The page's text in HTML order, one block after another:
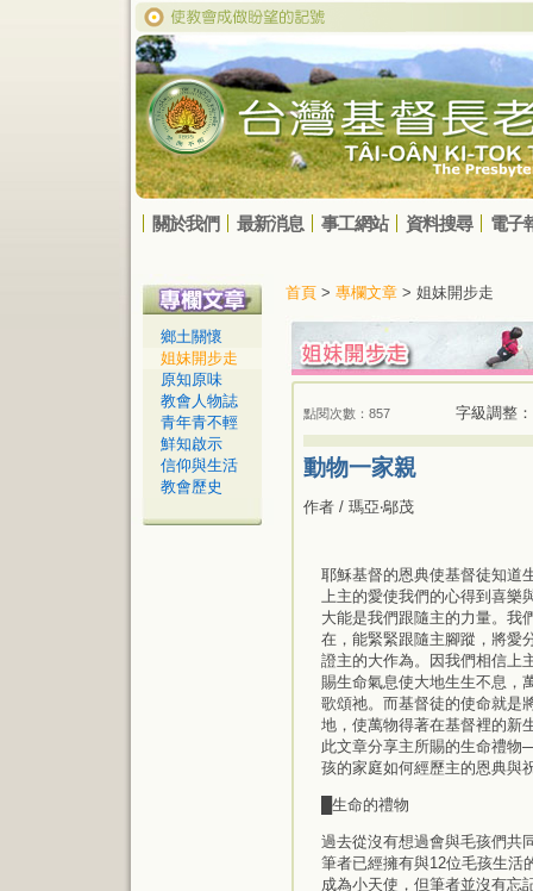
關於我們 最新消息 事工網站 資料搜尋 電子
鄉土關懷
姐妹開步走
原知原味
教會人物誌
青年青不輕
鮮知啟示
信仰與生活
教會歷史
首頁 > 專欄文章 > 姐妹開步走
點閱次數：857 字級調整：
動物一家親
作者 / 瑪亞‧鄔茂
耶穌基督的恩典使基督徒知道
上主的愛使我們的心得到喜樂
大能是我們跟隨主的力量。我
在，能緊緊跟隨主腳蹤，將愛
證主的大作為。因我們相信上
賜生命氣息使大地生生不息，
歌頌祂。而基督徒的使命就是
地，使萬物得著在基督裡的新
此文章分享主所賜的生命禮物
孩的家庭如何經歷主的恩典與
█生命的禮物
過去從沒有想過會與毛孩們共
筆者已經擁有與12位毛孩生活
成為小天使，但筆者並沒有忘